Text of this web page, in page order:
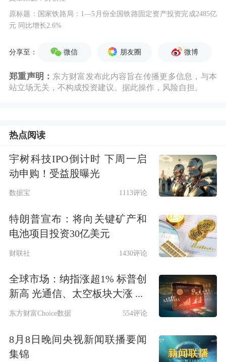
原标题：国家铁路局：1—5月份全国铁路固定资产投资完成2485亿
元 同比增长2.6%
分享至： 微信 朋友圈 微博
郑重声明： 东方财富发布此内容旨在传播更多信息，与本
站立场无关，不构成投资建议。据此操作，风险自担。
热点阅读
宇树科技IPO倒计时 下周一启
动申购！受益股曝光
数据宝 1113评论
特朗普宣布：将向关键矿产和
电池项目投资30亿美元
财联社 1430评论
全球市场：纳指涨超1% 标普创
新高 光通信、太空板块大涨 ...
东方财富Choice数据 554评论
8月8日晚间央视新闻联播要闻
集锦